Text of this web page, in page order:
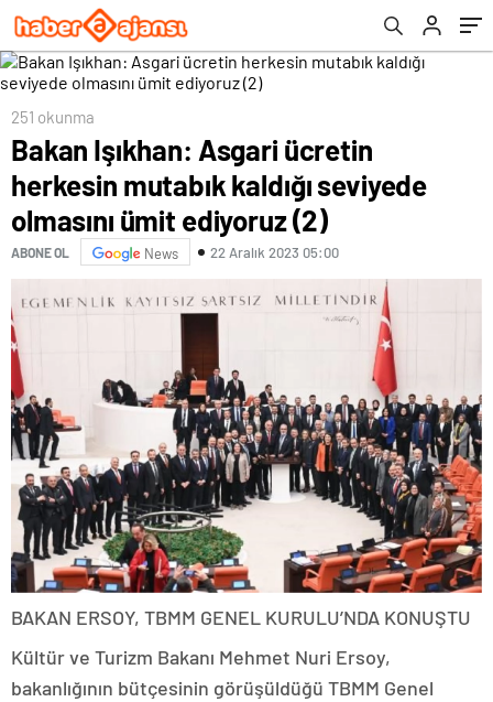
ediyoruz (2)
251 okunma
Bakan Işıkhan: Asgari ücretin
herkesin mutabık kaldığı seviyede
olmasını ümit ediyoruz (2)
ABONE OL News 22 Aralık 2023 05:00
BAKAN ERSOY, TBMM GENEL KURULU’NDA KONUŞTU
Kültür ve Turizm Bakanı Mehmet Nuri Ersoy,
bakanlığının bütçesinin görüşüldüğü TBMM Genel
ümit ediyoruz”